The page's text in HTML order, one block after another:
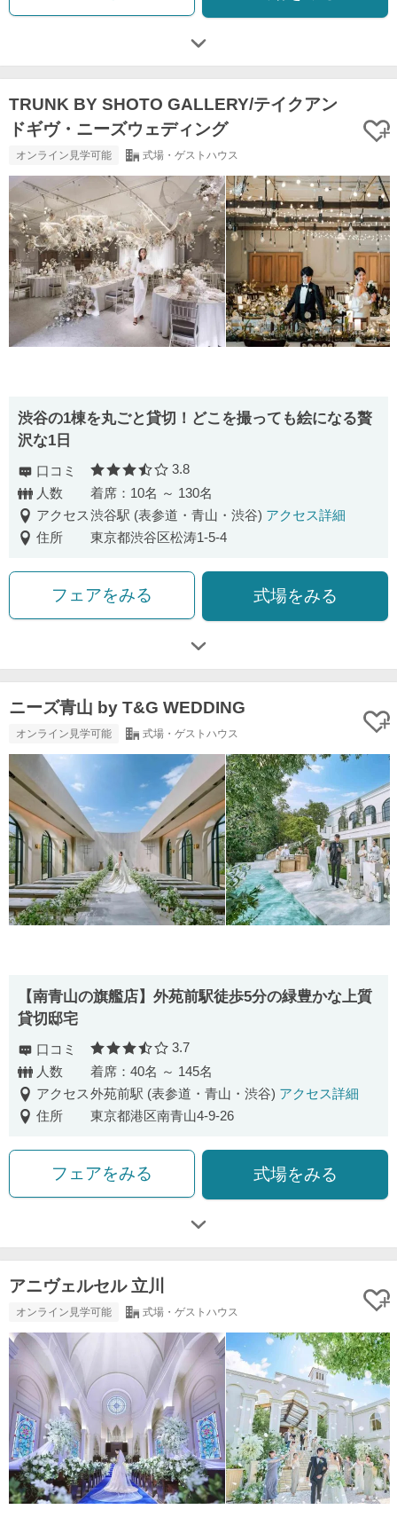
TRUNK BY SHOTO GALLERY/テイクアン
ドギヴ・ニーズウェディング
オンライン見学可能 式場・ゲストハウス
渋⾕の1棟を丸ごと貸切！どこを撮っても絵になる贅
沢な1⽇
口コミ 口コミ評価
3.8
人数
着席：10名 ～ 130名
アクセス渋谷駅 (表参道・青山・渋谷) アクセス詳細
住所
東京都渋谷区松涛1-5-4
フェアをみる 式場をみる
ニーズ青山 by T&G WEDDING
オンライン見学可能 式場・ゲストハウス
【南⻘⼭の旗艦店】外苑前駅徒歩5分の緑豊かな上質
貸切邸宅
口コミ 口コミ評価
3.7
人数
着席：40名 ～ 145名
アクセス外苑前駅 (表参道・青山・渋谷) アクセス詳細
住所
東京都港区南青山4-9-26
フェアをみる 式場をみる
アニヴェルセル 立川
オンライン見学可能 式場・ゲストハウス